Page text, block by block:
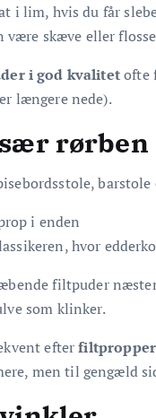
i lim, hvis du får
skæve eller
i god kvalitetofte
længere nede).
rørben
i enden
hvor
filtpuder
som klinker.
efter
men til gengæld